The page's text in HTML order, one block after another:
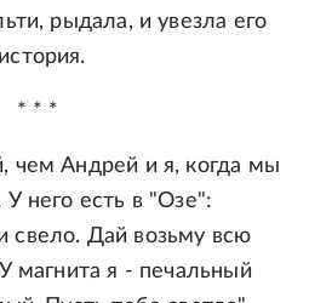
рыдала, и увезла его
* * *
чем Андрей и я, когда мы
него есть в "Озе":
свело. Дай возьму всю
магнита я - печальный